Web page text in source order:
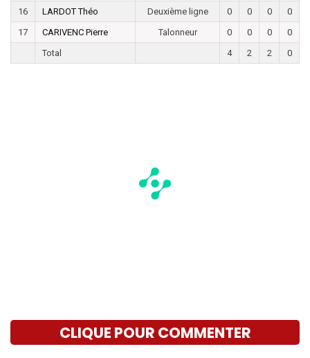
16 LARDOT Théo Deuxième ligne 0 0 0
0
17
CARIVENC Pierre Talonneur 0 0 0
0
Total
4 2 2 0
CLIQUE POUR COMMENTER